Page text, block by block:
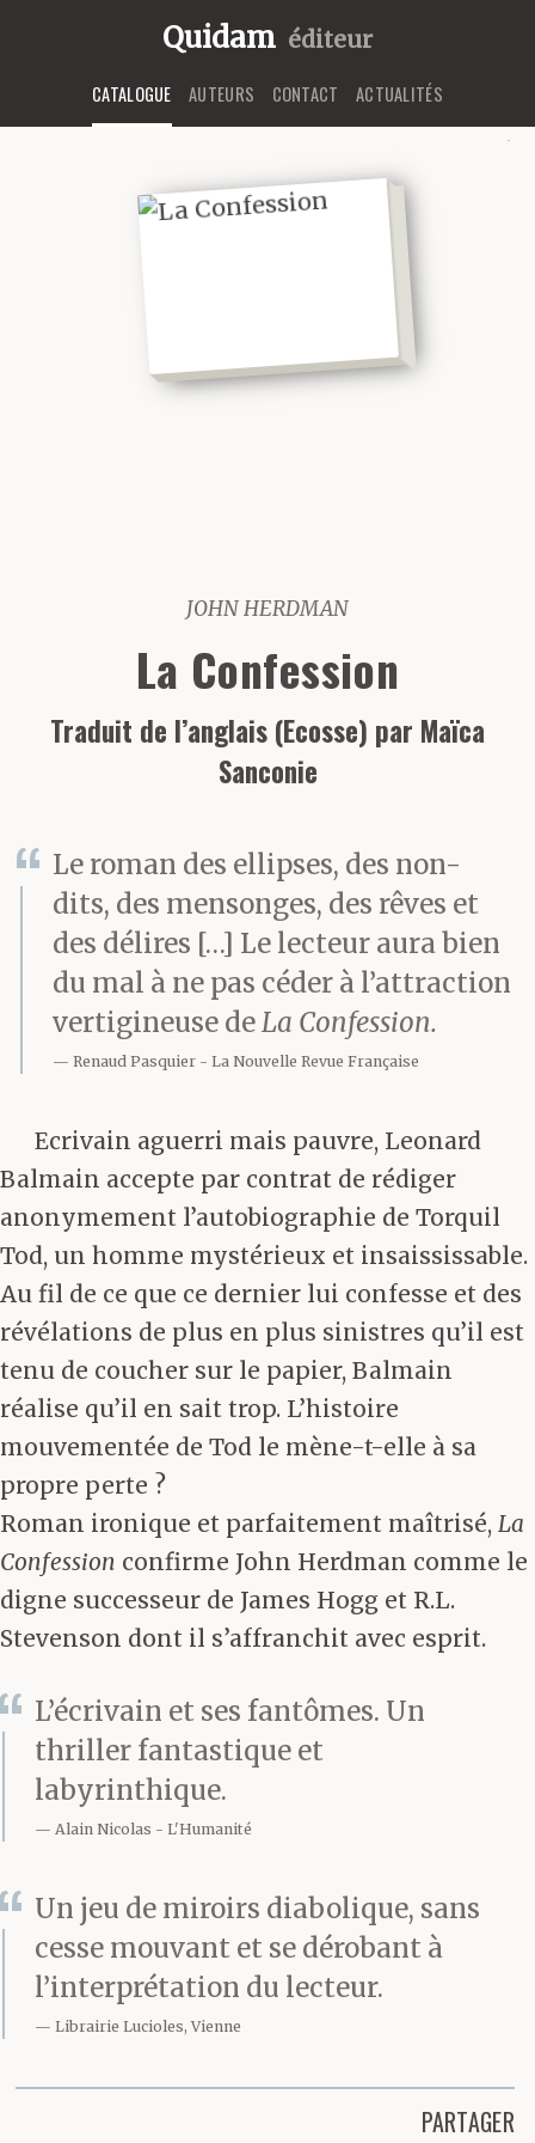
Quidam éditeur
CATALOGUE AUTEURS CONTACT ACTUALITÉS
JOHN HERDMAN
La Confession
Traduit de l’anglais (Ecosse) par Maïca
Sanconie
Le roman des ellipses, des non-
dits, des mensonges, des rêves et
des délires […] Le lecteur aura bien
du mal à ne pas céder à l’attraction
vertigineuse deLa Confession.
Renaud Pasquier La Nouvelle Revue Française
Ecrivain aguerri mais pauvre, Leonard
Balmain accepte par contrat de rédiger
anonymement l’autobiographie de Torquil
Tod, un homme mystérieux et insaississable.
Au fil de ce que ce dernier lui confesse et des
révélations de plus en plus sinistres qu’il est
tenu de coucher sur le papier, Balmain
réalise qu’il en sait trop. L’histoire
mouvementée de Tod le mène-t-elle à sa
propre perte ?
Roman ironique et parfaitement maîtrisé, La
Confession confirme John Herdman comme le
digne successeur de James Hogg et R.L.
Stevenson dont il s’affranchit avec esprit.
L’écrivain et ses fantômes. Un
thriller fantastique et
labyrinthique.
Alain Nicolas L'Humanité
Un jeu de miroirs diabolique, sans
cesse mouvant et se dérobant à
l’interprétation du lecteur.
Librairie Lucioles, Vienne
PARTAGER